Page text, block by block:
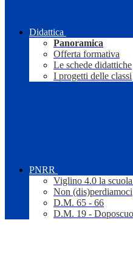
Didattica
Panoramica
Offerta formativa
Le schede didattiche
I progetti delle classi
PNRR
Viglino 4.0 la
Non (dis)perdiamoci
D.M. 65 - 66
D.M. 19 -